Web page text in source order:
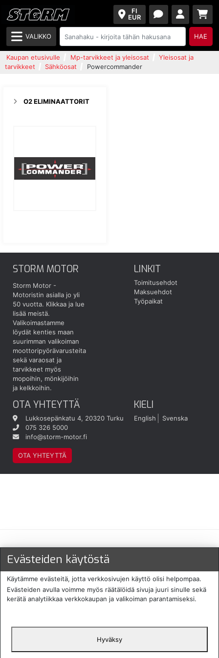
FI
EUR
VALIKKO HAE
Kaupan etusivulle Mp-tarvikkeet ja yleisosat
Yleisosat ja
tarvikkeet
Sähköosat Powercommander
O2 ELIMINAATTORIT
STORM MOTOR
Storm Motor -
Motoristin asialla jo yli
50 vuotta. Klikkaa ja lue
lisää meistä.
Valikoimastamme
löydät kenties maan
suurimman valikoiman
moottoripyörävarusteita
sekä varaosat ja
tarvikkeet myös
mopoihin, mönkijöihin
ja kelkkoihin.
LINKIT
Toimitusehdot
Maksuehdot
Työpaikat
OTA YHTEYTTÄ
Lukkosepänkatu 4, 20320 Turku
075 326 5000
info@storm-motor.fi
OTA YHTEYTTÄ
KIELI
English Svenska
Maksu- ja toimitustavat
Protecomp Copyright 2024. All rights
English
Evästeiden käytöstä
Käytämme evästeitä, jotta verkkosivujen käyttö olisi helpompaa.
Evästeiden avulla voimme myös räätälöidä sivuja juuri sinulle sekä
kerätä analytiikkaa verkkokaupan ja valikoiman parantamiseksi.
Hyväksy